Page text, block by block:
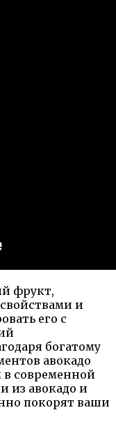
фрукт,
и
его с
богатому
авокадо
современной
из авокадо и
покорят ваши